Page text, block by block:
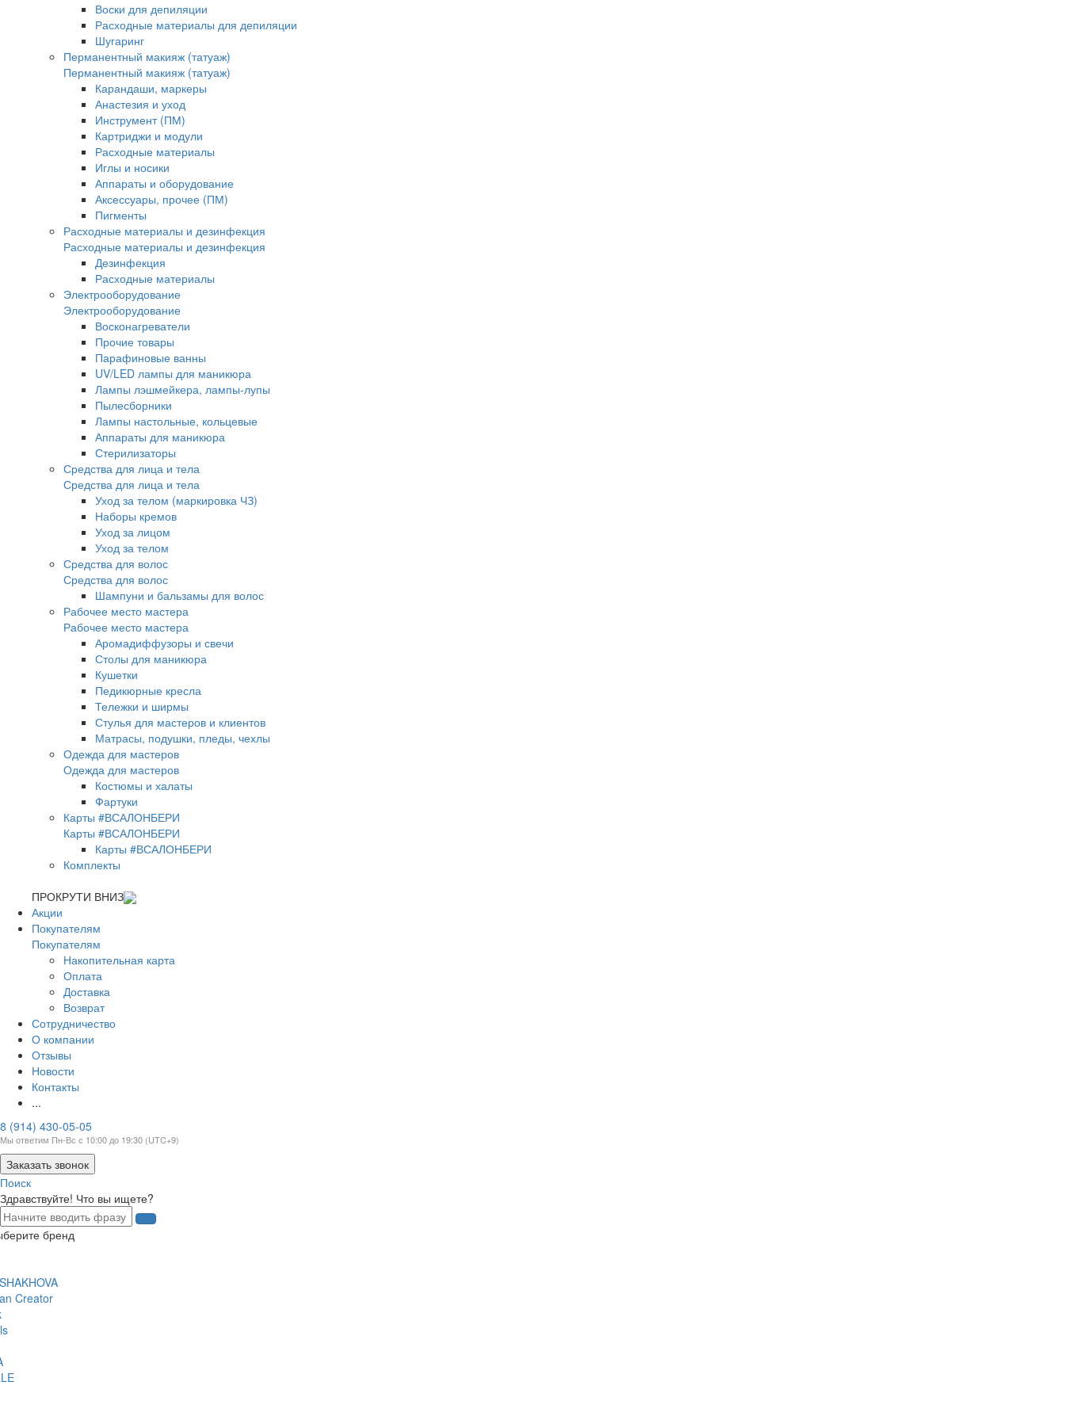
Воски для депиляции
Расходные материалы для депиляции
Шугаринг
Перманентный макияж (татуаж)
Перманентный макияж (татуаж)
Карандаши, маркеры
Анастезия и уход
Инструмент (ПМ)
Картриджи и модули
Расходные материалы
Иглы и носики
Аппараты и оборудование
Аксессуары, прочее (ПМ)
Пигменты
Расходные материалы и дезинфекция
Расходные материалы и дезинфекция
Дезинфекция
Расходные материалы
Электрооборудование
Электрооборудование
Восконагреватели
Прочие товары
Парафиновые ванны
UV/LED лампы для маникюра
Лампы лэшмейкера, лампы-лупы
Пылесборники
Лампы настольные, кольцевые
Аппараты для маникюра
Стерилизаторы
Средства для лица и тела
Средства для лица и тела
Уход за телом (маркировка ЧЗ)
Наборы кремов
Уход за лицом
Уход за телом
Средства для волос
Средства для волос
Шампуни и бальзамы для волос
Рабочее место мастера
Рабочее место мастера
Аромадиффузоры и свечи
Столы для маникюра
Кушетки
Педикюрные кресла
Тележки и ширмы
Стулья для мастеров и клиентов
Матрасы, подушки, пледы, чехлы
Одежда для мастеров
Одежда для мастеров
Костюмы и халаты
Фартуки
Карты #ВСАЛОНБЕРИ
Карты #ВСАЛОНБЕРИ
Карты #ВСАЛОНБЕРИ
Комплекты
ПРОКРУТИ ВНИЗ
Акции
Покупателям
Покупателям
Накопительная карта
Оплата
Доставка
Возврат
Сотрудничество
О компании
Отзывы
Новости
Контакты
...
8 (914) 430-05-05
Мы ответим Пн-Вс с 10:00 до 19:30 (UTC+9)
Заказать звонок
Поиск
Здравствуйте! Что вы ищете?
бренд
Creator